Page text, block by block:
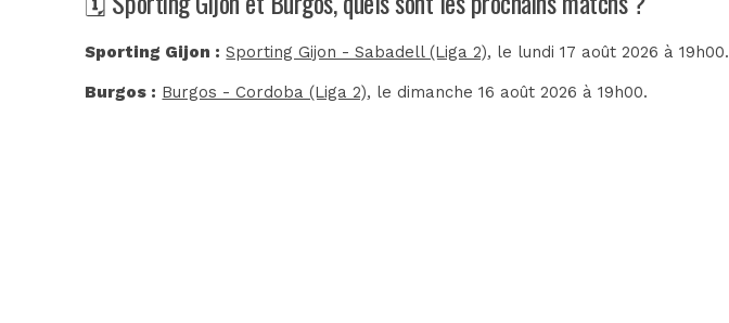
Sporting Gijon : Sporting Gijon - Sabadell (Liga 2), le lundi 17 août 2026 à 19h00.
Burgos : Burgos - Cordoba (Liga 2), le dimanche 16 août 2026 à 19h00.